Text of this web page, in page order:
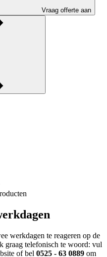
Vraag offerte aan
werkdagen te reageren op de
graag telefonisch te woord: vul
of bel 0525 - 63 0889 om